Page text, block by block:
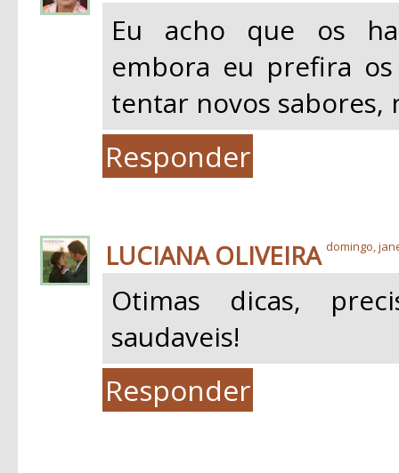
Eu acho que os
embora eu prefira
tentar novos sabores,
Responder
LUCIANA OLIVEIRA domingo,
Otimas dicas,
saudaveis!
Responder